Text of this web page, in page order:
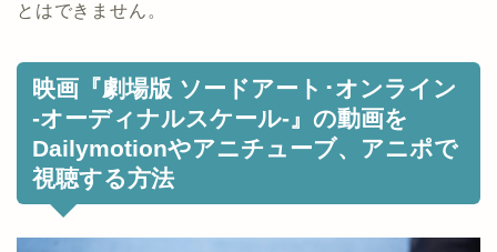
とはできません。
映画『劇場版 ソードアート･オンライン
-オーディナルスケール-』の動画を
Dailymotionやアニチューブ、アニポで
視聴する方法